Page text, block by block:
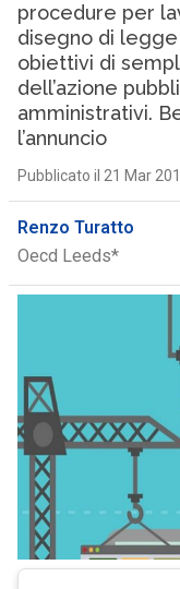
procedure per
disegno di
obiettivi di
dell’azione
amministrativi.
l’annuncio
Pubblicato il 21 Mar
Renzo Turatto
Oecd Leeds*